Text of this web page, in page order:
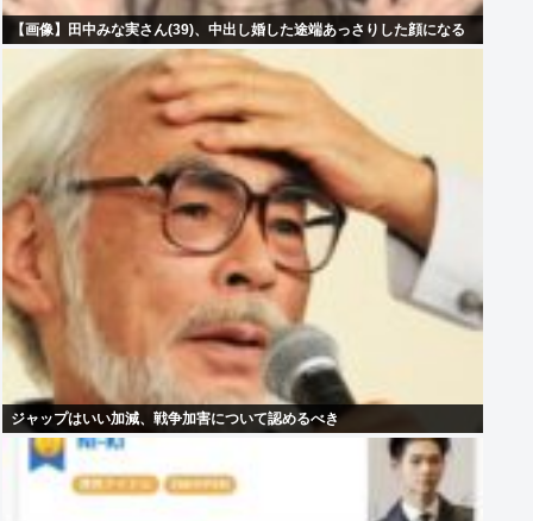
【画像】田中みな実さん(39)、中出し婚した途端あっさりした顔になる
ジャップはいい加減、戦争加害について認めるべき